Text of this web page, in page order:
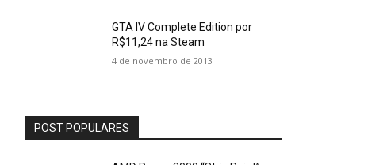
GTA IV Complete Edition por
R$11,24 na Steam
4 de novembro de 2013
POST POPULARES